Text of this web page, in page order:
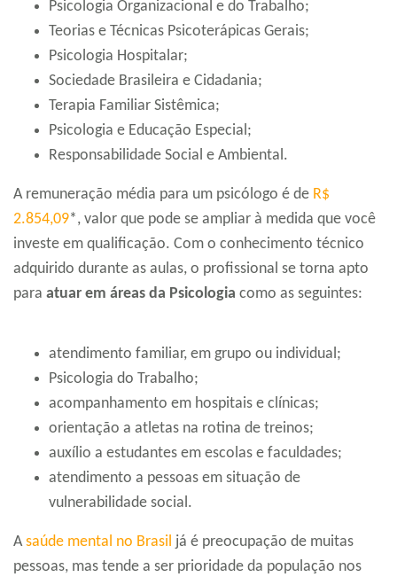
Psicologia Organizacional e do Trabalho;
Teorias e Técnicas Psicoterápicas Gerais;
Psicologia Hospitalar;
Sociedade Brasileira e Cidadania;
Terapia Familiar Sistêmica;
Psicologia e Educação Especial;
Responsabilidade Social e Ambiental.
A remuneração média para um psicólogo é de R$
2.854,09*, valor que pode se ampliar à medida que você
investe em qualificação. Com o conhecimento técnico
adquirido durante as aulas, o profissional se torna apto
para atuar em áreas da Psicologia como as seguintes:
atendimento familiar, em grupo ou individual;
Psicologia do Trabalho;
acompanhamento em hospitais e clínicas;
orientação a atletas na rotina de treinos;
auxílio a estudantes em escolas e faculdades;
atendimento a pessoas em situação de
vulnerabilidade social.
Asaúde mental no Brasil já é preocupação de muitas
pessoas, mas tende a ser prioridade da população nos